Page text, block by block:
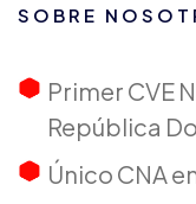
SOBRE
Primer CVE
República
Único CNA